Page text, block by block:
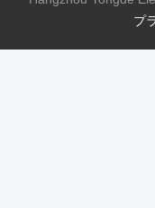
プ